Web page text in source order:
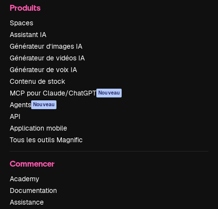
Produits
Spaces
Assistant IA
Générateur d’images IA
Générateur de vidéos IA
Générateur de voix IA
Contenu de stock
MCP pour Claude/ChatGPT Nouveau
Agents Nouveau
API
Application mobile
Tous les outils Magnific
Commencer
Academy
Documentation
Assistance